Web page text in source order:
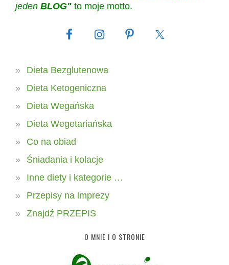
jeden BLOG" to moje motto.
Dieta Bezglutenowa
Dieta Ketogeniczna
Dieta Wegańska
Dieta Wegetariańska
Co na obiad
Śniadania i kolacje
Inne diety i kategorie …
Przepisy na imprezy
Znajdź PRZEPIS
O MNIE I O STRONIE